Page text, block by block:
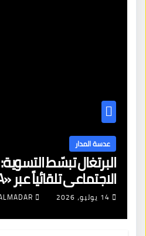
عدسة المدار
البرتغال تبسّط
جديدة لتجديد الإقامات
14 يوليو، 2026